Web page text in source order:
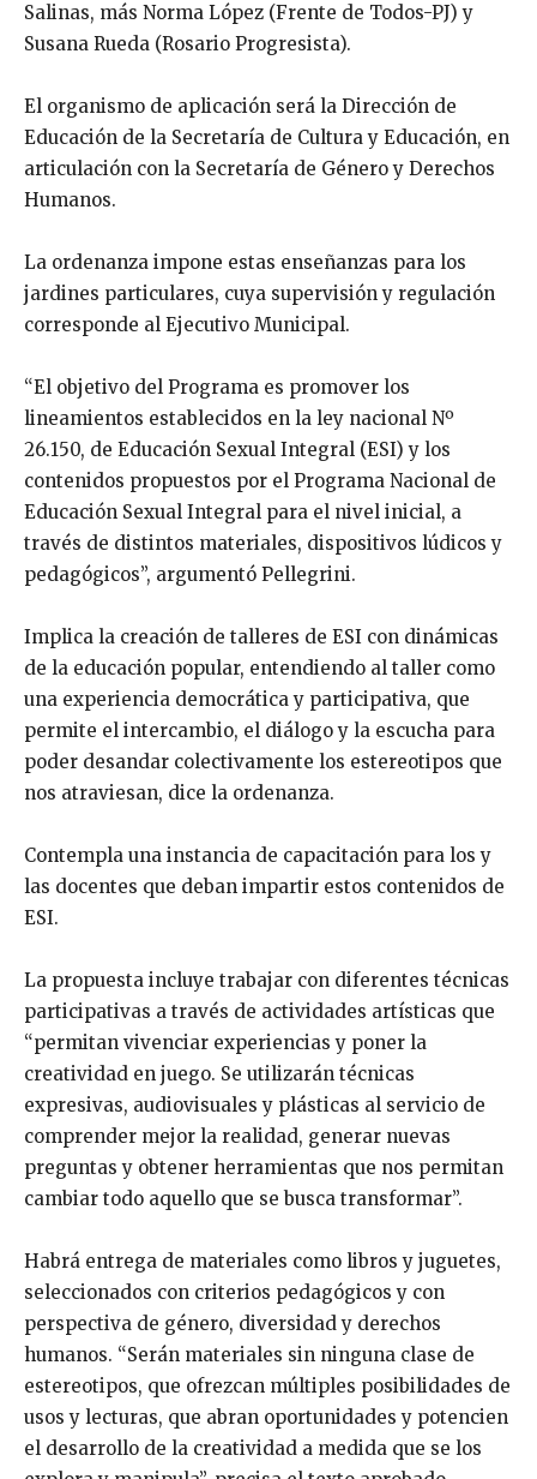
Salinas, más Norma López (Frente de Todos-PJ) y
Susana Rueda (Rosario Progresista).
El organismo de aplicación será la Dirección de
Educación de la Secretaría de Cultura y Educación, en
articulación con la Secretaría de Género y Derechos
Humanos.
La ordenanza impone estas enseñanzas para los
jardines particulares, cuya supervisión y regulación
corresponde al Ejecutivo Municipal.
“El objetivo del Programa es promover los
lineamientos establecidos en la ley nacional Nº
26.150, de Educación Sexual Integral (ESI) y los
contenidos propuestos por el Programa Nacional de
Educación Sexual Integral para el nivel inicial, a
través de distintos materiales, dispositivos lúdicos y
pedagógicos”, argumentó Pellegrini.
Implica la creación de talleres de ESI con dinámicas
de la educación popular, entendiendo al taller como
una experiencia democrática y participativa, que
permite el intercambio, el diálogo y la escucha para
poder desandar colectivamente los estereotipos que
nos atraviesan, dice la ordenanza.
Contempla una instancia de capacitación para los y
las docentes que deban impartir estos contenidos de
ESI.
La propuesta incluye trabajar con diferentes técnicas
participativas a través de actividades artísticas que
“permitan vivenciar experiencias y poner la
creatividad en juego. Se utilizarán técnicas
expresivas, audiovisuales y plásticas al servicio de
comprender mejor la realidad, generar nuevas
preguntas y obtener herramientas que nos permitan
cambiar todo aquello que se busca transformar”.
Habrá entrega de materiales como libros y juguetes,
seleccionados con criterios pedagógicos y con
perspectiva de género, diversidad y derechos
humanos. “Serán materiales sin ninguna clase de
estereotipos, que ofrezcan múltiples posibilidades de
usos y lecturas, que abran oportunidades y potencien
el desarrollo de la creatividad a medida que se los